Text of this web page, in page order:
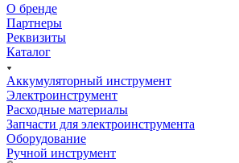
О бренде
Партнеры
Реквизиты
Каталог
Аккумуляторный инструмент
Электроинструмент
Расходные материалы
Запчасти для электроинструмента
Оборудование
Ручной инструмент